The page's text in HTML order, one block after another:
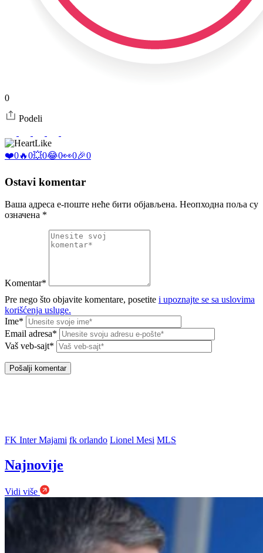
0
Podeli
Like
❤️0🔥0💥0😂0👀0🎉0
Ostavi komentar
Ваша адреса е-поште неће бити објављена. Неопходна поља су
означена *
Komentar*
Pre nego što objavite komentare, posetite i upoznajte se sa uslovima
korišćenja usluge.
Ime*
Email adresa*
Vaš veb-sajt*
FK Inter Majami fk orlando Lionel Mesi MLS
Najnovije
Vidi više